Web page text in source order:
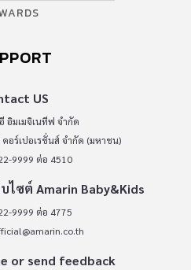
US
อิมเมจิเนทีฟ จำกัด
อร์เปอเรชั่นส์ จำกัด (มหาชน)
9999 ต่อ 4510
ไซต์ Amarin Baby&Kids
9999 ต่อ 4775
or send feedback